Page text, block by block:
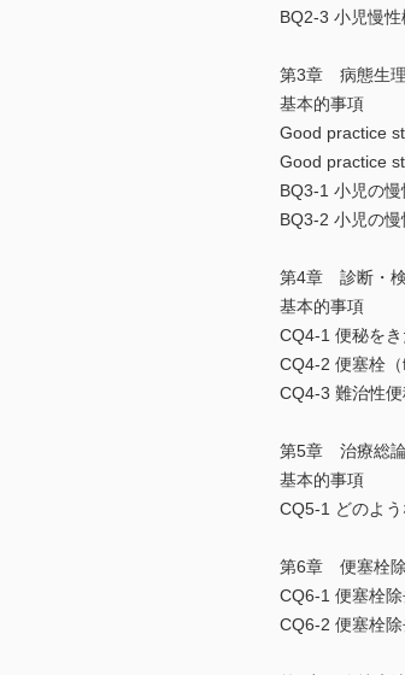
BQ2-3 小児慢
第3章 病態生理
基本的事項
Good practice
Good practice
BQ3-1 小児の慢
BQ3-2 小児の
第4章 診断・
基本的事項
CQ4-1 便秘を
CQ4-2 便塞栓
CQ4-3 難治性
第5章 治療総
基本的事項
CQ5-1 どのよ
第6章 便塞栓除
CQ6-1 便塞栓
CQ6-2 便塞栓